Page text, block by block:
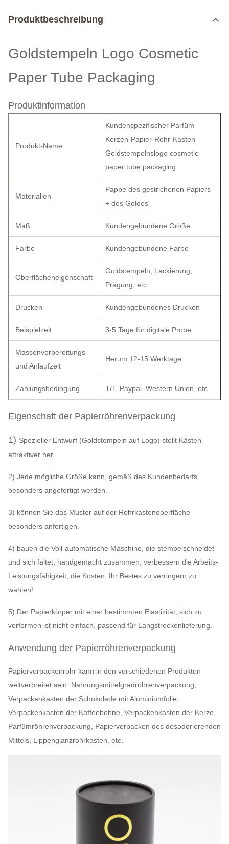
Produktbeschreibung
Goldstempeln Logo Cosmetic
Paper Tube Packaging
Produktinformation
Produkt-Name
Kundenspezifischer Parfüm-
Kerzen-Papier-Rohr-Kasten
Goldstempelnslogo cosmetic
paper tube packaging
Materialien
Pappe des gestrichenen Papiers
+ des Goldes
Maß Kundengebundene Größe
Farbe Kundengebundene Farbe
Oberflächeneigenschaft
Goldstempeln, Lackierung,
Prägung, etc.
Drucken Kundengebundenes Drucken
Beispielzeit 3-5 Tage für digitale Probe
Massenvorbereitungs-
und Anlaufzeit
Herum 12-15 Werktage
Zahlungsbedingung T/T, Paypal, Western Union, etc.
Eigenschaft der Papierröhrenverpackung
1) Spezieller Entwurf (Goldstempeln auf Logo) stellt Kästen
attraktiver her.
2) Jede mögliche Größe kann, gemäß des Kundenbedarfs
besonders angefertigt werden.
3) können Sie das Muster auf der Rohrkastenoberfläche
besonders anfertigen.
4) bauen die Voll-automatische Maschine, die stempelschneidet
und sich faltet, handgemacht zusammen, verbessern die Arbeits-
Leistungsfähigkeit, die Kosten, Ihr Bestes zu verringern zu
wählen!
5) Der Papierkörper mit einer bestimmten Elastizität, sich zu
verformen ist nicht einfach, passend für Langstreckenlieferung.
Anwendung der Papierröhrenverpackung
Papierverpackenrohr kann in den verschiedenen Produkten
weitverbreitet sein: Nahrungsmittelgradröhrenverpackung,
Verpackenkasten der Schokolade mit Aluminiumfolie,
Verpackenkasten der Kaffeebohne, Verpackenkasten der Kerze,
Parfümröhrenverpackung, Papierverpacken des desodorierenden
Mittels, Lippenglanzrohrkasten, etc.